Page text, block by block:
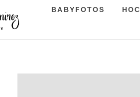
BABYFOTOS